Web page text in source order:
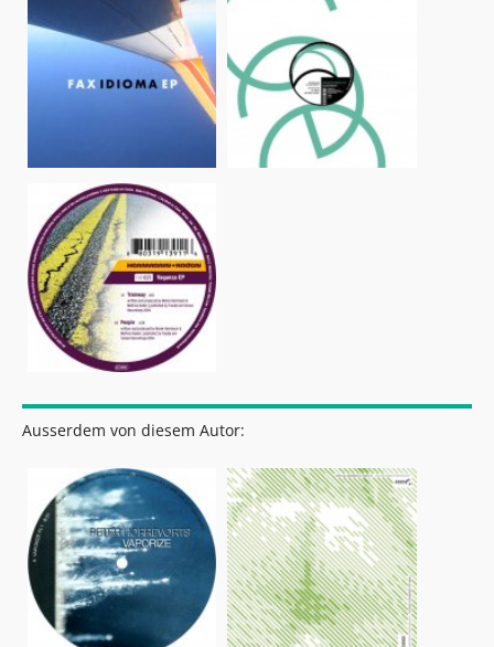
Ausserdem von diesem Autor: